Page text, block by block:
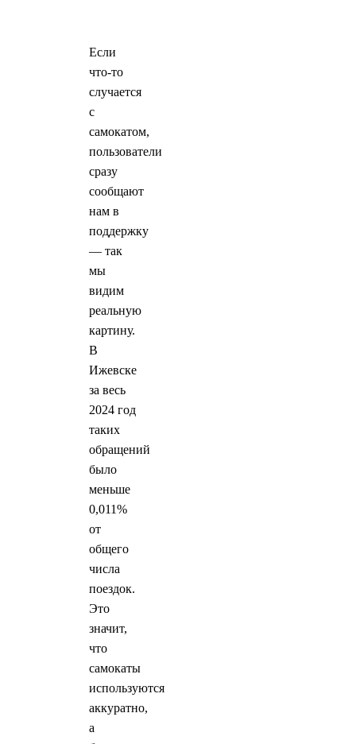
Если
что-то
случается
с
самокатом,
пользователи
сразу
сообщают
нам в
поддержку
— так
мы
видим
реальную
картину.
В
Ижевске
за весь
2024 год
таких
обращений
было
меньше
0,011%
от
общего
числа
поездок.
Это
значит,
что
самокаты
используются
аккуратно,
а